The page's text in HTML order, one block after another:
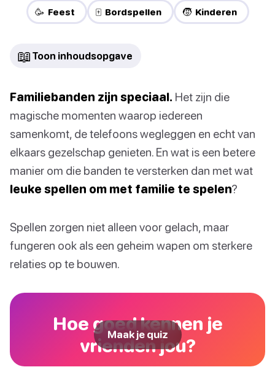
🥳 Feest 🀄 Bordspellen 🧒 Kinderen
📖 Toon inhoudsopgave
Familiebanden zijn speciaal. Het zijn die
magische momenten waarop iedereen
samenkomt, de telefoons wegleggen en echt van
elkaars gezelschap genieten. En wat is een betere
manier om die banden te versterken dan met wat
leuke spellen om met familie te spelen?
Spellen zorgen niet alleen voor gelach, maar
fungeren ook als een geheim wapen om sterkere
relaties op te bouwen.
Hoe goed kennen je
vrienden jou?
Maak je quiz